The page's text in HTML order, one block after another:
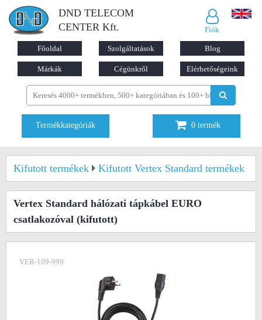
DND TELECOM
CENTER Kft.
Fiók
Főoldal Szolgáltatások Blog
Márkák Cégünkről Elérhetőségeink
Termékkategóriák 0 termék
Kifutott termékek Kifutott Vertex Standard termékek
Vertex Standard hálózati tápkábel EURO
csatlakozóval (kifutott)
VER-109-999